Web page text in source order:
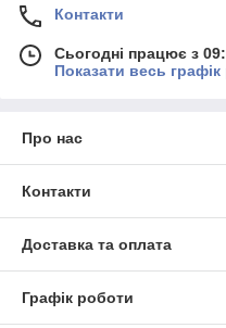
Контакти
Сьогодні працює з
Показати весь
Про нас
Контакти
Доставка та оплата
Графік роботи